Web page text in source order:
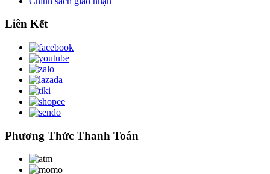
Liên Kết
Phương Thức Thanh Toán